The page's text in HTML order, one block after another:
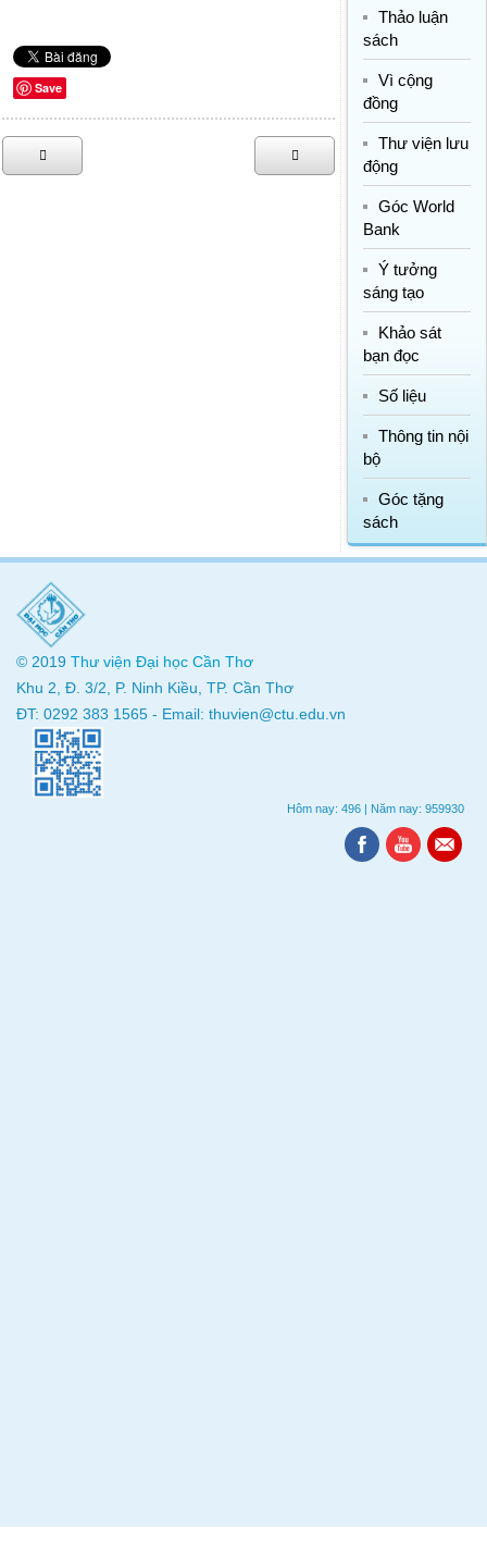
Save
Thảo luận
sách
Vì cộng
đồng
Thư viện lưu
động
Góc World
Bank
Ý tưởng
sáng tạo
Khảo sát
bạn đọc
Số liệu
Thông tin nội
bộ
Góc tặng
sách
© 2019 Thư viện Đại học Cần Thơ
Khu 2, Đ. 3/2, P. Ninh Kiều, TP. Cần Thơ
ĐT: 0292 383 1565 - Email: thuvien@ctu.edu.vn
Hôm nay: 496 | Năm nay: 959930